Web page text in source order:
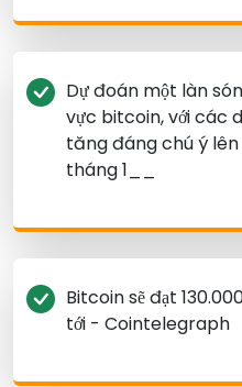
Dự đoán một làn
vực bitcoin, với các
tăng đáng chú ý
tháng 1__
Bitcoin sẽ đạt
tới - Cointelegraph